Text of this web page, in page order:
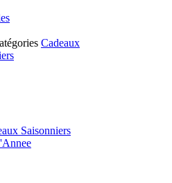
Cadeaux
Saisonniers